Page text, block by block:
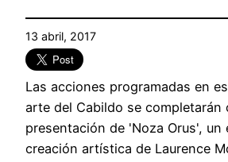
13 abril, 2017
Las acciones programadas en
arte del Cabildo se completarán
presentación de 'Noza Orus', un
creación artística de Laurence